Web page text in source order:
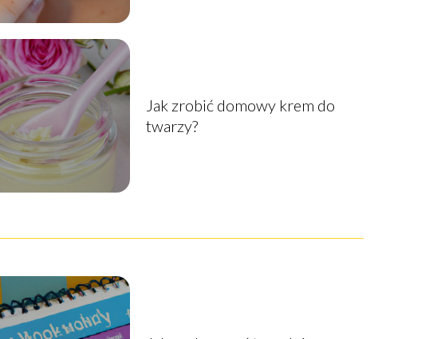
Jak zrobić domowy krem do
twarzy?